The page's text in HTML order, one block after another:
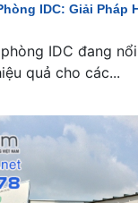
IDC: Giải Pháp
IDC đang
quả cho các...